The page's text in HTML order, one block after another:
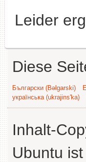
Leider
Diese
Български (Bəlgarski)
українська (ukrajins'ka)
Inhalt-
Ubuntu